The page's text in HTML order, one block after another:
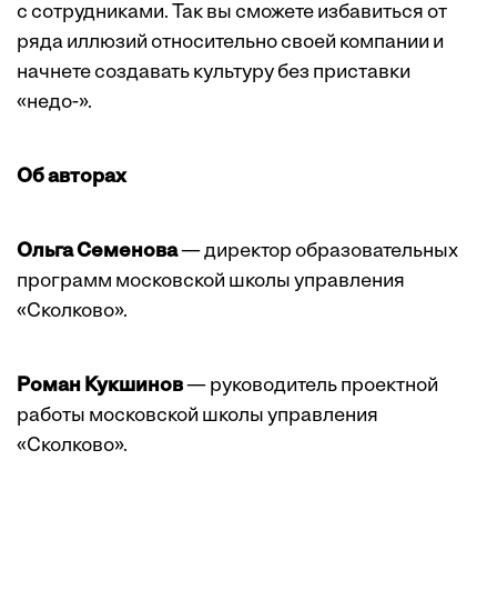
с сотрудниками. Так вы сможете избавиться от
ряда иллюзий относительно своей компании и
начнете создавать культуру без приставки
«недо-».
Об авторах
Ольга Семенова— директор образовательных
программ московской школы управления
«Сколково».
Роман Кукшинов— руководитель проектной
работы московской школы управления
«Сколково».